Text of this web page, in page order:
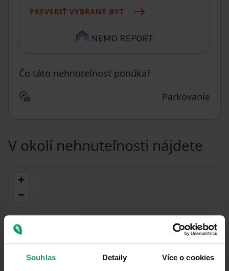
Souhlas Detaily Více o cookies
PREVERIŤ VYBRANÝ BYT
Čo táto nehnuteľnosť ponúka?
Parkovanie
V okolí nehnuteľnosti nájdete